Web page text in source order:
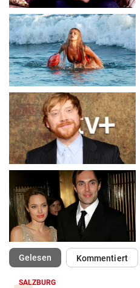
Gelesen(ausgewählt)Kommentiert
SALZBURG